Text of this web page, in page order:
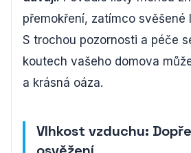
přemokření, zatímco svěšené
S trochou pozornosti a péče
koutech vašeho domova
a krásná oáza.
Vlhkost vzduchu: